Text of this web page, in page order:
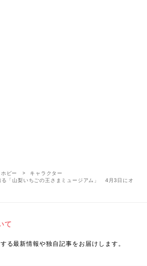
ホビー
キャラクター
る「山梨いちごの王さまミュージアム」 4月3日にオ
て
る最新情報や独自記事をお届けします。